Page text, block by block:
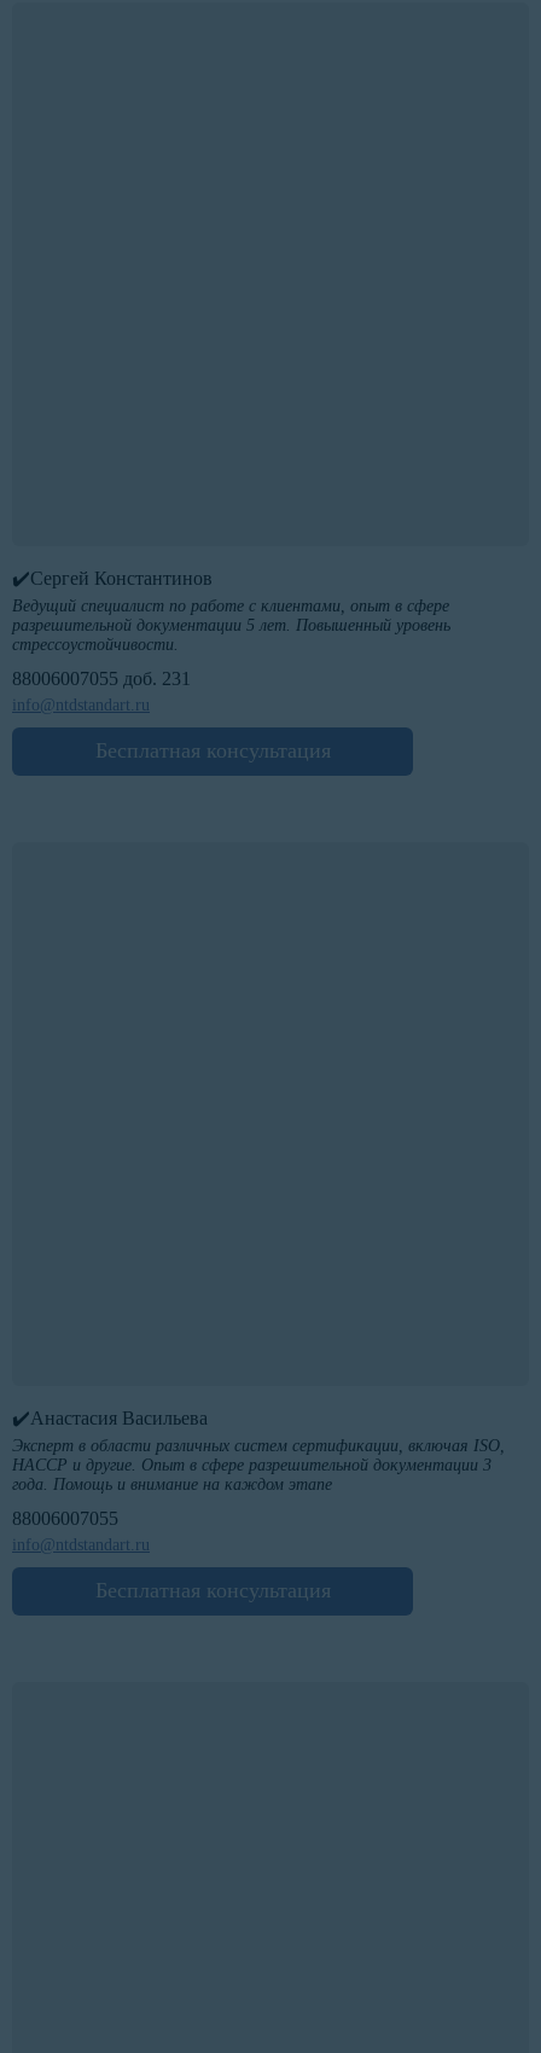
✔️Сергей Константинов
Ведущий специалист по работе с клиентами, опыт в сфере
разрешительной документации 5 лет. Повышенный уровень
стрессоустойчивости.
88006007055 доб. 231
info@ntdstandart.ru
Бесплатная консультация
✔️Анастасия Васильева
Эксперт в области различных систем сертификации, включая ISO,
HACCP и другие. Опыт в сфере разрешительной документации 3
года. Помощь и внимание на каждом этапе
88006007055
info@ntdstandart.ru
Бесплатная консультация